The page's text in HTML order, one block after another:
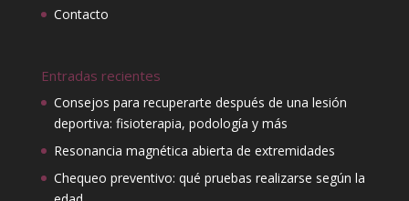
Contacto
Entradas recientes
Consejos para recuperarte después de una lesión
deportiva: fisioterapia, podología y más
Resonancia magnética abierta de extremidades
Chequeo preventivo: qué pruebas realizarse según la